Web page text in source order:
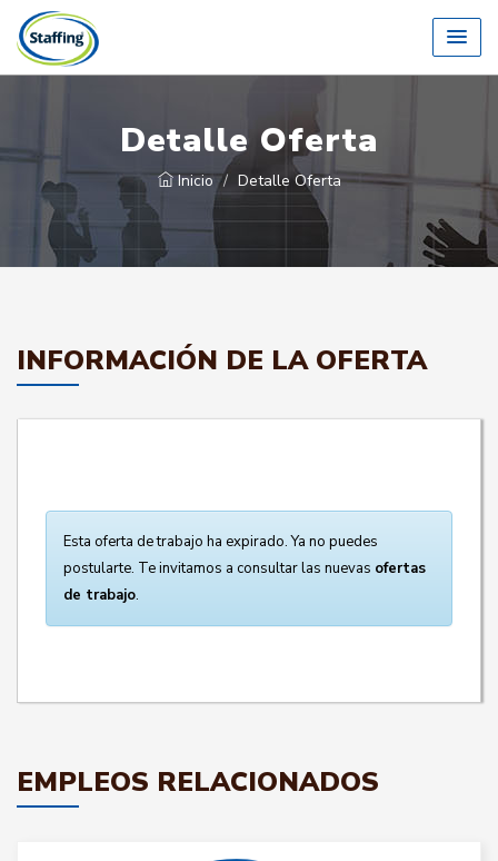
Detalle Oferta
Inicio Detalle Oferta
INFORMACIÓN DE LA OFERTA
Esta oferta de trabajo ha expirado. Ya no puedes
postularte. Te invitamos a consultar las nuevas ofertas
de trabajo.
EMPLEOS RELACIONADOS